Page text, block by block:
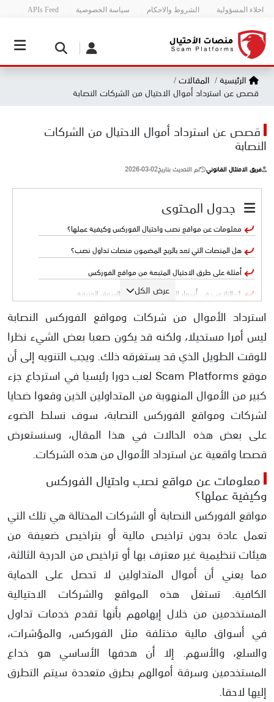
اخلاء المسؤولية الشروط والاحكام سياسة الخصوصية APIs Feed
الرئيسية
المقالات
قصص عن استرداد أموال الاحتيال من الشركات النصابة
قصص عن استرداد أموال الاحتيال من الشركات
النصابة
فريق الامتثال القانوني تم التحديث بتاريخ2026-03-02
جدول المحتوى
عرض الكل
معلومات عن ​مواقع نصب واحتيال الفوركس وكيفية عملها؟
هل المنصات التي تعد بالربح المضمون ​منصات تداول نصب؟
أمثلة على طرق الاحتيال المتبعة من مواقع الفوركس
1- التلاعب في أسعار الأصول أثناء تقلبات السوق العنيفة
2- الاحتيال باستخدام مخطط بونزي
3- اغراء المتداولين بالأرباح المضمونة
4- الاحتيال باستخدام روبوتات التداول
كيفية استرداد أموال الاحتيال من الشركات النصابة؟
قصص واقعية لاسترداد الأموال من مواقع الفوركس
قصة شخص رقم 1
قصة شخص رقم 2
كيف استرجع مالي من شخص نصاب؟
هل كل محامي استرجاع أموال موثوق؟
​هل يمكن استرجاع أموال التداول بعد الاحتيال؟
استرداد الأموال من شركات ومواقع الفوركس النصابة
ليس أمرا مستحيلا، ولكنه قد يكون صعبا بعض الشيء نظرا
للوقت الطويل الذي قد يستغرقه ذلك. ويجب التنويه إلى أن
موقع Scam Platforms لعب دورا رئيسيا في استرجاع جزء
كبير من الأموال المنهوبة من المتداولين الذين وقعوا ضحايا
لشركات ومواقع الفوركس النصابة، سوف نسلط الضوء
على بعض هذه الحالات في هذا المقال، وسنستعرض
قصصا واقعية عن استرداد الأموال من هذه الشركات.
معلومات عن ​مواقع نصب واحتيال الفوركس
وكيفية عملها؟
مواقع الفوركس النصابة أو الشركات المحتالة هي تلك التي
تعمل عادة بدون تراخيص مالية أو بتراخيص ضعيفة من
هيئات تنظيمية غير معترف بها أو تراخيص من الدرجة الثالثة،
مما يعني أن أموال المتداولين لا تحصل على الحماية
الكافية. تستغل هذه المواقع والشركات الاحتيالية
المستخدمين من خلال إيهامهم بأنها تقدم خدمات تداول
في أسواق مالية مختلفة مثل الفوركس، والمؤشرات،
والسلع، والأسهم. إلا أن هدفها الأساسي هو خداع
المستخدمين وسرقة أموالهم بطرق متعددة سيتم التطرق
إليها لاحقا.